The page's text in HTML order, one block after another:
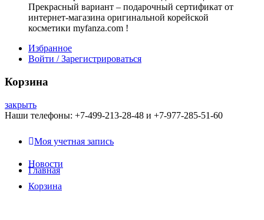
Прекрасный вариант – подарочный сертификат от
интернет-магазина оригинальной корейской
косметики myfanza.com !
Избранное
Войти / Зарегистрироваться
Корзина
закрыть
Наши телефоны: +7-499-213-28-48 и +7-977-285-51-60
Моя учетная запись
Новости
Корзина
Главная